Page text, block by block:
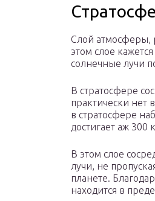
Слой атмосферы,
этом слое
солнечные лучи
В стратосфере
практически нет
в стратосфере
достигает аж 300
В этом слое
лучи, не
планете.
находится в